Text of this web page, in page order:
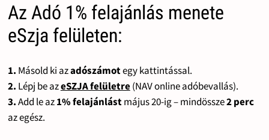
Az Adó 1% felajánlás menete
eSzja felületen:
1. Másold ki azadószámotegy kattintással.
2. Lépj be azeSZJA felületre(NAV online adóbevallás).
3.Add le az1% felajánlástmájus 20-ig – mindössze2 perc
az egész.